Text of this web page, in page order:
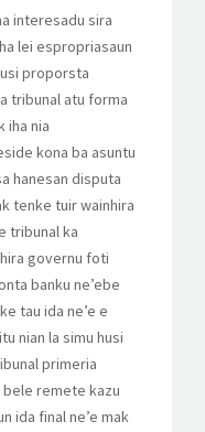
interesadu sira
lei espropriasaun
proporsta
tribunal atu forma
iha nia
kona ba asuntu
hanesan disputa
tenke tuir wainhira
tribunal ka
governu foti
banku ne’ebe
tau ida ne’e e
nian la simu husi
primeria
bele remete kazu
ida final ne’e mak